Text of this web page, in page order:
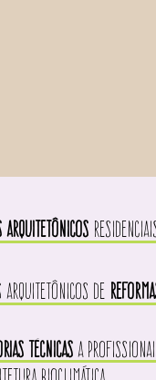
DE
TÉCNICAS A